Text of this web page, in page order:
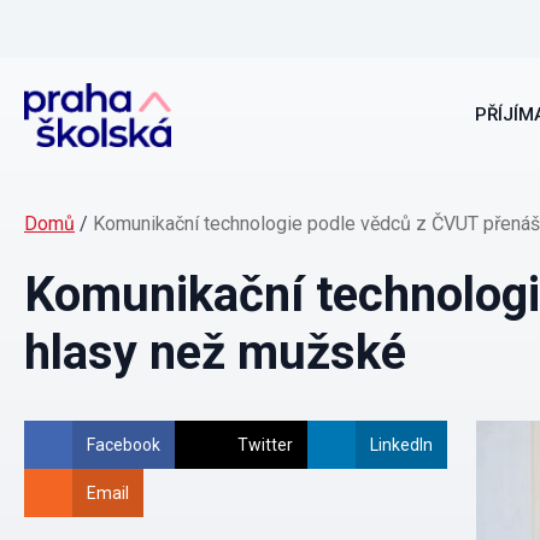
Domů / Komunikační technologie podle vědců z ČVUT
Komunikační
hlasy než mužské
Facebook Twitter LinkedIn
Email